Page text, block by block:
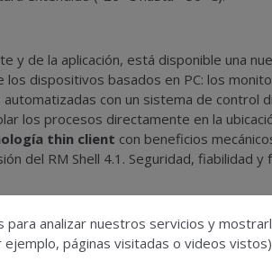
y de la aplicación, está disponible una
los dispositivos basados en PC: los
con un sistema de control
los procesos directamente en la
thin client con beneficios
del RM Shell 4.1. Seguridad, fiabilidad y
analizar nuestros servicios y
páginas visitadas o videos